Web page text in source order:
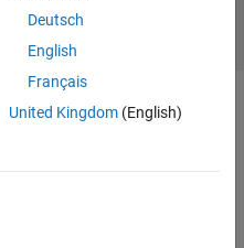
Deutsch
English
Français
United Kingdom(English)